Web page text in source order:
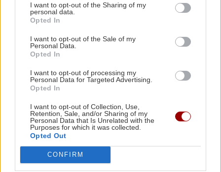
I want to opt-out of the Sharing of my
personal data.
Opted In
I want to opt-out of the Sale of my
Personal Data.
Opted In
I want to opt-out of processing my
Personal Data for Targeted Advertising.
Opted In
I want to opt-out of Collection, Use,
Retention, Sale, and/or Sharing of my
Personal Data that Is Unrelated with the
Purposes for which it was collected.
Opted Out
CONFIRM
17:51
ΗΡΑΚΛΕΙΟ
Κερδίστε 5 διπλές προσκλήσεις για τη
θεατρική παράσταση «Οικογένεια Τσεκμέ»
ΑΘΛΗΤΙΚΑ
Γιώργος Αγριμανάκης: Αντιδήμαρχος
Υπηρεσίας για το Σαββατοκύριακο 8 και 9
Αυγούστου
ΚΡΗΤΗ
Μεγάλες πληγές στο Ρέθυμνο από τις φωτιές –
Πάνω από 57.000 στρέμματα καμένα
Σέρρες: «Τα έχασα όλα σε μια στιγμή»
– Ραγίζει καρδιές ο σύζυγος και
(Βίντεο)
Θέουτα: Αγώνας δρόμου η
ταυτοποίηση των μεταναστών -
Σχέδια για ταφή των νεκρών και